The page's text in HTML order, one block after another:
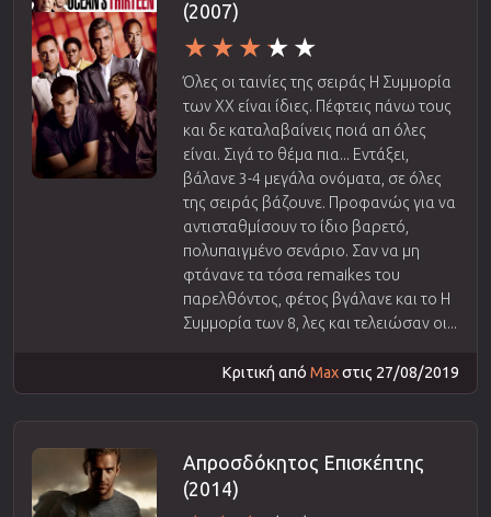
(2007)
Όλες οι ταινίες της σειράς Η Συμμορία
των ΧΧ είναι ίδιες. Πέφτεις πάνω τους
και δε καταλαβαίνεις ποιά απ όλες
είναι. Σιγά το θέμα πια... Εντάξει,
βάλανε 3-4 μεγάλα ονόματα, σε όλες
της σειράς βάζουνε. Προφανώς για να
αντισταθμίσουν το ίδιο βαρετό,
πολυπαιγμένο σενάριο. Σαν να μη
φτάνανε τα τόσα remaikes του
παρελθόντος, φέτος βγάλανε και το Η
Συμμορία των 8, λες και τελειώσαν οι...
Κριτική από Maxστις 27/08/2019
Απροσδόκητος Επισκέπτης
(2014)